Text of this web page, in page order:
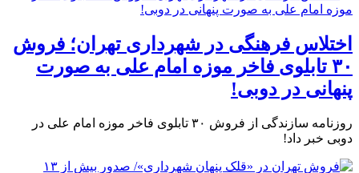
اختلاس فرهنگی در شهرداری تهران؛ فروش
۳۰ تابلوی فاخر موزه امام علی به صورت
پنهانی در دوبی!
روزنامه سازندگی از فروش ۳۰ تابلوی فاخر موزه امام علی در
دوبی خبر داد!